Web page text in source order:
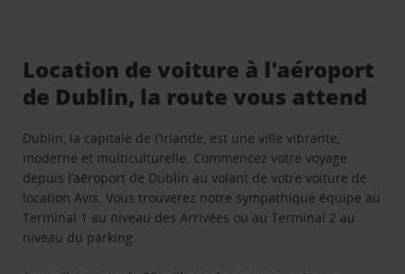
Location de voiture à l'aéroport
de Dublin, la route vous attend
Dublin, la capitale de l’Irlande, est une ville vibrante,
moderne et multiculturelle. Commencez votre voyage
depuis l’aéroport de Dublin au volant de votre voiture de
location Avis. Vous trouverez notre sympathique équipe au
Terminal 1 au niveau des Arrivées ou au Terminal 2 au
niveau du parking.